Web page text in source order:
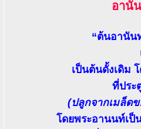
อานั
“ต้นอานัน
เป็นต้นดั้งเดิม
ที่ประ
(ปลูกจากเมล็ด
โดยพระอานนท์เ